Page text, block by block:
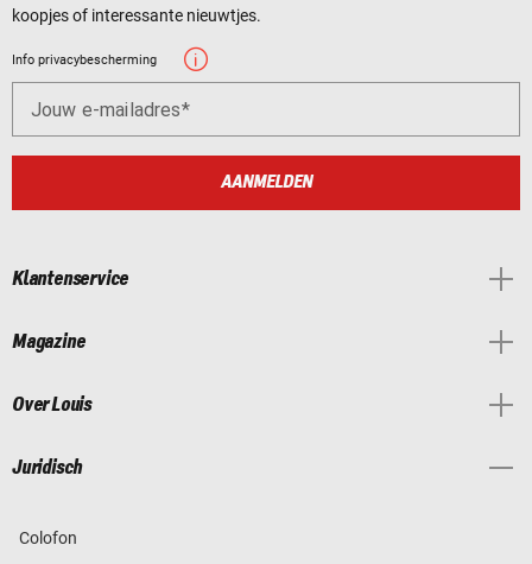
koopjes of interessante nieuwtjes.
Info privacybescherming
Jouw e-mailadres
AANMELDEN
Klantenservice
Magazine
Over Louis
Juridisch
Colofon